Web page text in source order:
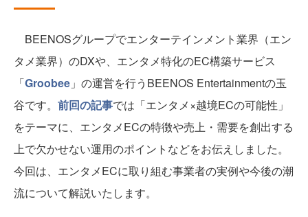
BEENOSグループでエンターテインメント業界（エン
タメ業界）のDXや、エンタメ特化のEC構築サービス
「Groobee 」の運営を行うBEENOS Entertainmentの玉
谷です。 前回の記事では「エンタメ×越境ECの可能性」
をテーマに、エンタメECの特徴や売上・需要を創出する
上で欠かせない運用のポイントなどをお伝えしました。
今回は、エンタメECに取り組む事業者の実例や今後の潮
流について解説いたします。